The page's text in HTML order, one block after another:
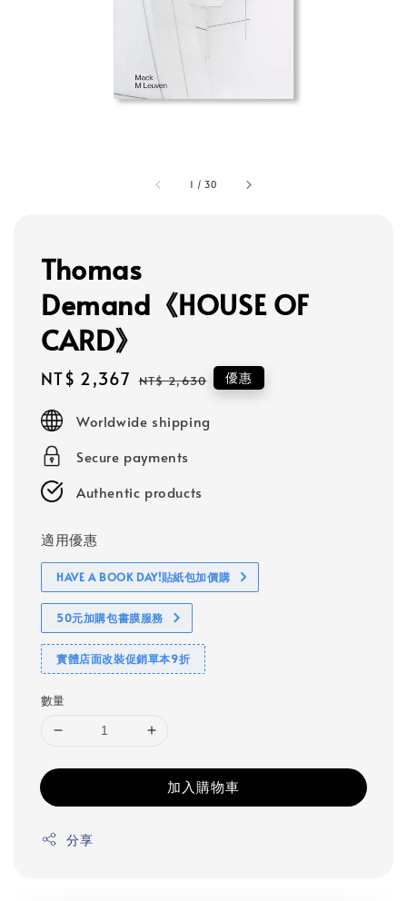
1 /30
Thomas
Demand《HOUSE OF
CARD》
Sale
NT$ 2,367 Regular
NT$ 2,630 優惠
Worldwide shipping
Secure payments
Authentic products
適用優惠
HAVE A BOOK DAY!貼紙包加價購
50元加購包書膜服務
實體店面改裝促銷單本9折
數量
加入購物車
分享